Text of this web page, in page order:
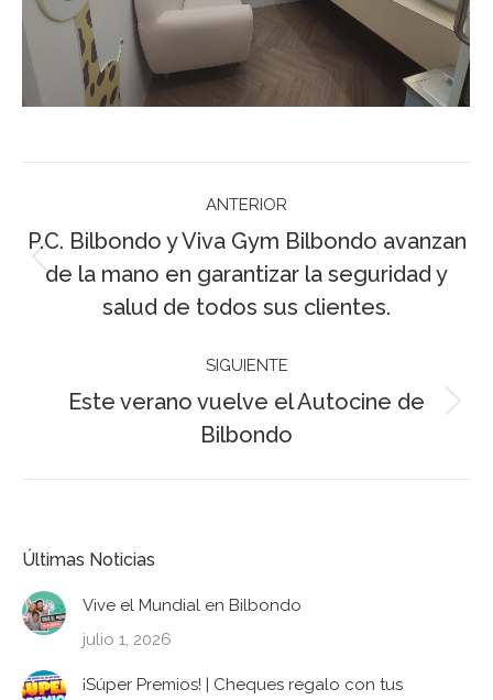
publicaciones
ANTERIOR
Publicación
anterior:
P.C. Bilbondo y Viva Gym Bilbondo avanzan
de la mano en garantizar la seguridad y
salud de todos sus clientes.
SIGUIENTE
Publicación
siguiente:
Este verano vuelve el Autocine de
Bilbondo
Últimas Noticias
Vive el Mundial en Bilbondo
julio 1, 2026
¡Súper Premios! | Cheques regalo con tus